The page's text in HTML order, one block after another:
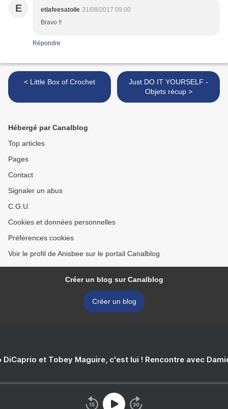
E etlafeesatoile 31/08/2017 09:00
Bravo !!
Répondre
< Little Box of Crochet
Just DO IT YOURSELF -
Objets récup >
Hébergé par Canalblog
Top articles
Pages
Contact
Signaler un abus
C.G.U.
Cookies et données personnelles
Préférences cookies
Voir le profil de Anisbee sur le portail Canalblog
Créer un blog sur Canalblog
Créer un blog
DiCaprio et Tobey Maguire, c'est lui ! Rencontre avec